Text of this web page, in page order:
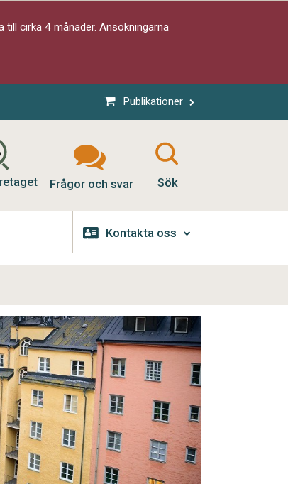
cirka 4 månader. Ansökningarna
Publikationer
Frågor och svar Sök
Kontakta oss